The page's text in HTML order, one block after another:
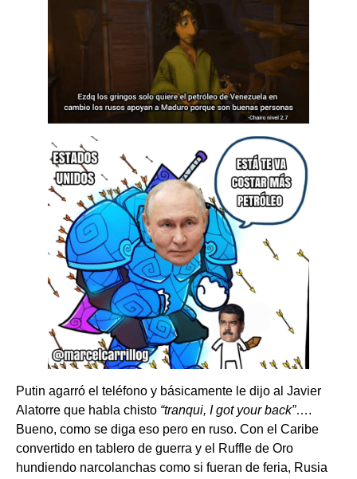
Putin agarró el teléfono y básicamente le dijo al Javier
Alatorre que habla chisto “tranqui, I got your back”….
Bueno, como se diga eso pero en ruso. Con el Caribe
convertido en tablero de guerra y el Ruffle de Oro
hundiendo narcolanchas como si fueran de feria, Rusia